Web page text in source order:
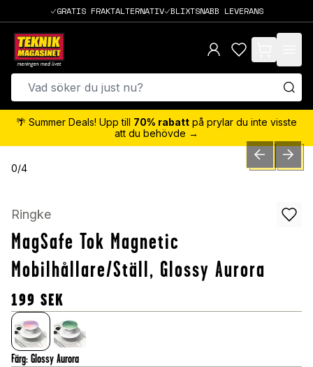
GRATIS FRAKTALTERNATIV BLIXTSNABB LEVERANS
items in cart,
🌴 Summer Deals! Upp till 70% rabatt på prylar du inte visste
att du behövde →
0/4 PREVIOUSNEXT
Ringke
MagSafe Tok Magnetic
Mobilhållare/Ställ, Glossy Aurora
199 SEK
Färg: Glossy Aurora